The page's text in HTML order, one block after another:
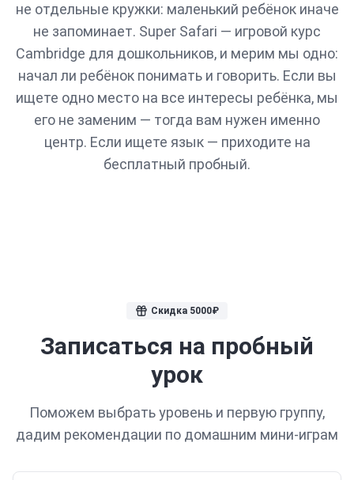
не отдельные кружки: маленький ребёнок иначе
не запоминает. Super Safari — игровой курс
Cambridge для дошкольников, и мерим мы одно:
начал ли ребёнок понимать и говорить. Если вы
ищете одно место на все интересы ребёнка, мы
его не заменим — тогда вам нужен именно
центр. Если ищете язык — приходите на
бесплатный пробный.
Скидка 5000₽
Записаться на пробный
урок
Поможем выбрать уровень и первую группу,
дадим рекомендации по домашним мини-играм